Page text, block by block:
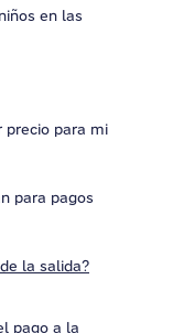
en las
precio para mi
para pagos
la salida?
pago a la